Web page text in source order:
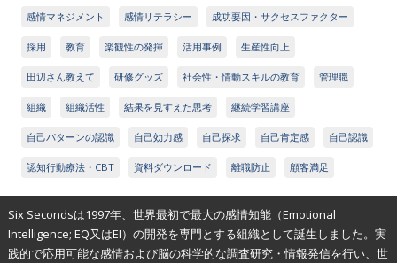
感情マネジメント 感情リテラシー 成功要因・サクセスファクター
採用 教育 楽観性の発揮 活用事例 生産性向上
田辺さん教えて 研修グッズ 社会性・情動スキルの教育 管理職
組織 組織活性 結果を見すえた思考 継続学習講座
自己パターンの認識 自己効力感 自己探求 自己肯定感 自己認識
認知行動療法・CBT 資料ダウンロード 離職防止 顧客満足
Six Secondsは1997年、世界最初で最大の感情知能（Emotional
Intelligence; EQ又はEI）の開発を専門とする組織として誕生しました。実
践的で応用可能な感情および脳の科学的な調査研究・情報発信を行い、世